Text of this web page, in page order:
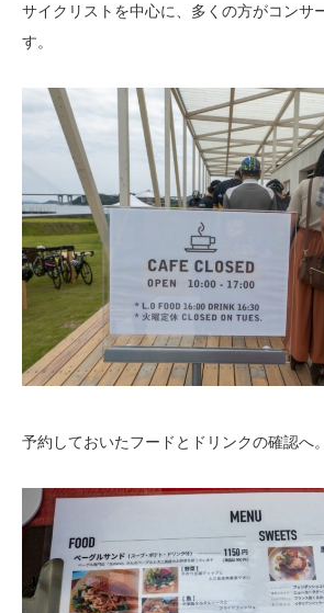
サイクリストを中心に、多くの方がコンサ
す。
予約しておいたフードとドリンクの確認へ。